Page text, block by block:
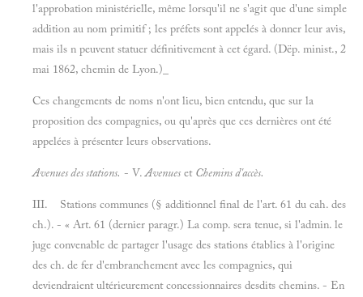
l'approbation ministérielle, même lorsqu'il ne s'agit que d'une simple
addition au nom primitif ; les préfets sont appelés à donner leur avis,
mais ils n peuvent statuer définitivement à cet égard. (Dëp. minist., 2
mai 1862, chemin de Lyon.)_
Ces changements de noms n'ont lieu, bien entendu, que sur la
proposition des compagnies, ou qu'après que ces dernières ont été
appelées à présenter leurs observations.
Avenues des stations. - V.Avenues et Chemins d'accès.
III. Stations communes (§ additionnel final de l'art. 61 du cah. des
ch.). - « Art. 61 (dernier paragr.) La comp. sera tenue, si l'admin. le
juge convenable de partager l'usage des stations établies à l'origine
des ch. de fer d'embranchement avec les compagnies, qui
deviendraient ultérieurement concessionnaires desdits chemins. - En